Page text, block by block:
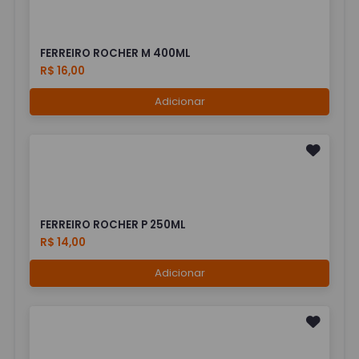
FERREIRO ROCHER M 400ML
R$ 16,00
Adicionar
FERREIRO ROCHER P 250ML
R$ 14,00
Adicionar